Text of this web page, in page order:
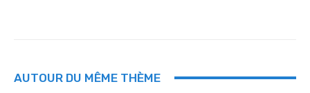
AUTOUR DU MÊME THÈME